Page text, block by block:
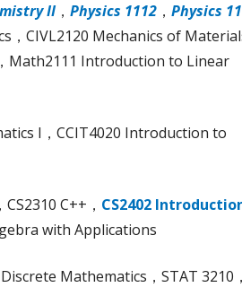
II， Physics 1112 ， Physics
CIVL2120 Mechanics of
，Math2111 Introduction to Linear
I，CCIT4020 Introduction to
C++， CS2402
with Applications
Mathematics，STAT 3210，